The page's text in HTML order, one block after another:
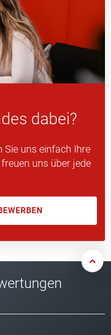
dabei?
Sie uns einfach Ihre
uns über jede